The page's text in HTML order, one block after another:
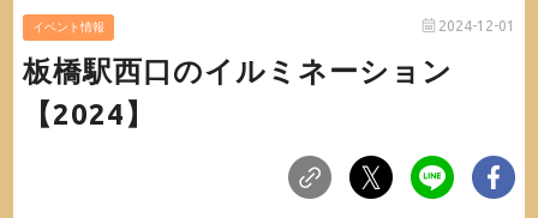
イベント情報 2024-12-01
板橋駅西口のイルミネーション
【2024】